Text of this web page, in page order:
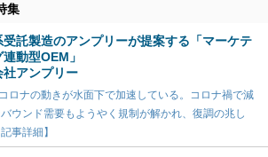
集
受託製造のアンプリーが提案する「マーケテ
動型OEM」
社アンプリー
ロナの動きが水面下で加速している。コロナ禍で減
ウンド需要もようやく規制が解かれ、復調の兆し
事詳細】